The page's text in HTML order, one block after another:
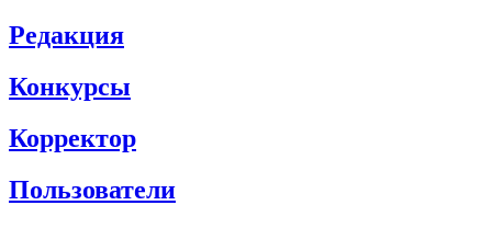
Редакция
Конкурсы
Корректор
Пользователи